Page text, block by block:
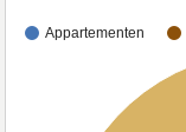
Appartementen